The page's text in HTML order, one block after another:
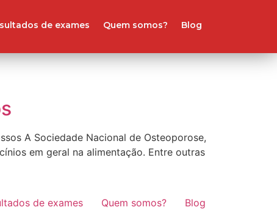
de exames Quem somos? Blog
A Sociedade Nacional de Osteoporose,
em geral na alimentação. Entre outras
de exames Quem somos? Blog